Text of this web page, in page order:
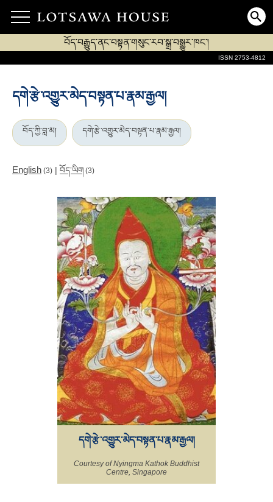
བོད་བརྒྱུད་ནང་བསྟན་གསུང་རབ་སྒྲ་བསྒྱུར་ཁང་།
ISSN 2753-4812
དགེ་རྩེ་འགྱུར་མེད་བསྟན་པ་རྣམ་རྒྱལ།
བོད་ཀྱི་བླ་མ། དགེ་རྩེ་འགྱུར་མེད་བསྟན་པ་རྣམ་རྒྱལ།
English (3) | བོད་ཡིག (3)
དགེ་རྩེ་འགྱུར་མེད་བསྟན་པ་རྣམ་རྒྱལ།
Courtesy of Nyingma Kathok Buddhist
Centre, Singapore